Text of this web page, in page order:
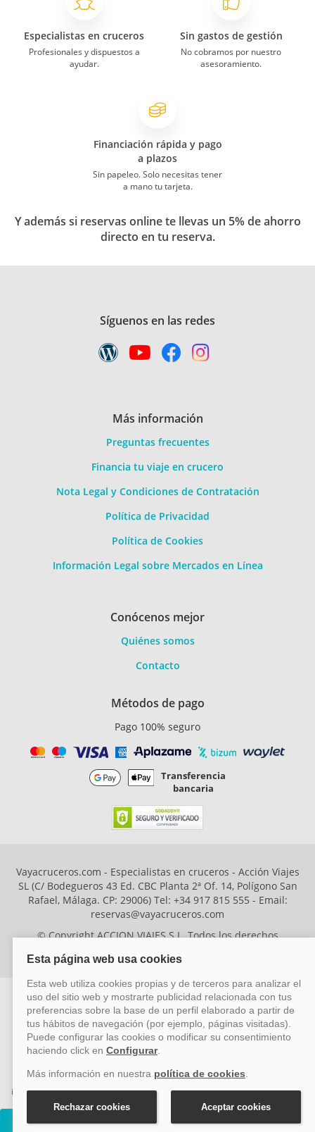
Cruceros Nieuw Amsterdam
Especialistas en cruceros
Profesionales y dispuestos a
ayudar.
Sin gastos de gestión
No cobramos por nuestro
asesoramiento.
Financiación rápida y pago
a plazos
Sin papeleo. Solo necesitas tener
a mano tu tarjeta.
Y además si reservas online te llevas un 5% de ahorro
directo en tu reserva.
Síguenos en las redes
Más información
Preguntas frecuentes
Financia tu viaje en crucero
Nota Legal y Condiciones de Contratación
Política de Privacidad
Política de Cookies
Información Legal sobre Mercados en Línea
Conócenos mejor
Quiénes somos
Contacto
Métodos de pago
Pago 100% seguro
Transferencia
bancaria
Vayacruceros.com - Especialistas en cruceros - Acción Viajes
SL (C/ Bodegueros 43 Ed. CBC Planta 2ª Of. 14, Polígono San
Rafael, Málaga. CP: 29006) Tel: +34 917 815 555 - Email:
reservas@vayacruceros.com
© Copyright ACCION VIAJES S.L. Todos los derechos
ACCION VIAJES SL ha sido beneficiaria del Fondo Europeo de Desarrollo
Regional (FEDER), cuyo objetivo es mejorar la competitividad de las pymes
mediante el impulso de la innovación, el desarrollo tecnológico, la
investigación de calidad y el uso seguro y fiable del ciberespacio. Gracias a
esta financiación, la empresa ha puesto en marcha un Plan de Acción
durante el año 2026 para reforzar su competitividad empresarial,
promoviendo la innovación y la ciberseguridad. Para ello, ha contado con el